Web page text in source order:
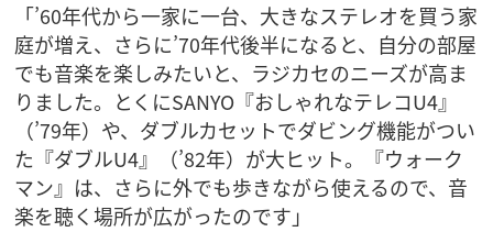
「’60年代から一家に一台、大きなステレオを買う家
庭が増え、さらに’70年代後半になると、自分の部屋
でも音楽を楽しみたいと、ラジカセのニーズが高ま
りました。とくにSANYO『おしゃれなテレコU4』
（’79年）や、ダブルカセットでダビング機能がつい
た『ダブルU4』（’82年）が大ヒット。『ウォーク
マン』は、さらに外でも歩きながら使えるので、音
楽を聴く場所が広がったのです」